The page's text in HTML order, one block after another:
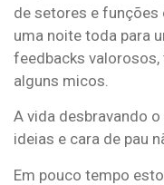
de setores e
uma noite toda para
feedbacks
alguns micos.
A vida desbravando
ideias e cara de pau
Em pouco tempo